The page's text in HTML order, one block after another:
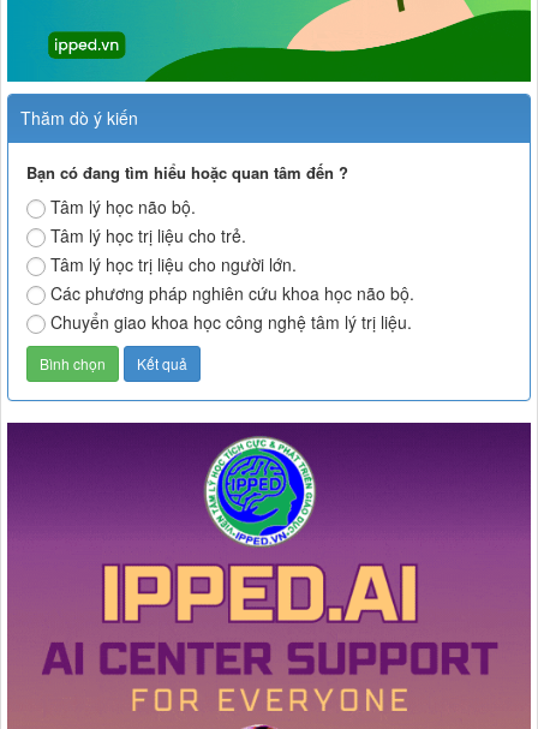
Thăm dò ý kiến
Bạn có đang tìm hiểu hoặc quan tâm đến ?
Tâm lý học não bộ.
Tâm lý học trị liệu cho trẻ.
Tâm lý học trị liệu cho người lớn.
Các phương pháp nghiên cứu khoa học não bộ.
Chuyển giao khoa học công nghệ tâm lý trị liệu.